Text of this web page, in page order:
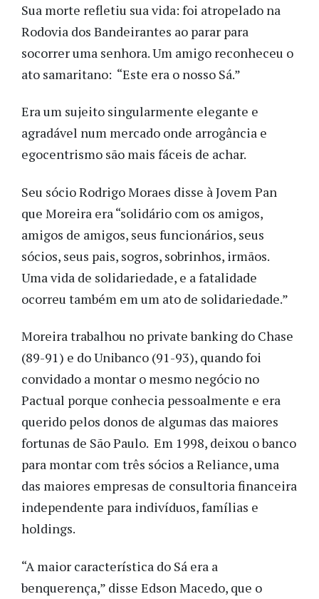
Sua morte refletiu sua vida: foi atropelado na
Rodovia dos Bandeirantes ao parar para
socorrer uma senhora. Um amigo reconheceu o
ato samaritano: “Este era o nosso Sá.”
Era um sujeito singularmente elegante e
agradável num mercado onde arrogância e
egocentrismo são mais fáceis de achar.
Seu sócio Rodrigo Moraes disse à Jovem Pan
que Moreira era “solidário com os amigos,
amigos de amigos, seus funcionários, seus
sócios, seus pais, sogros, sobrinhos, irmãos.
Uma vida de solidariedade, e a fatalidade
ocorreu também em um ato de solidariedade.”
Moreira trabalhou no private banking do Chase
(89-91) e do Unibanco (91-93), quando foi
convidado a montar o mesmo negócio no
Pactual porque conhecia pessoalmente e era
querido pelos donos de algumas das maiores
fortunas de São Paulo. Em 1998, deixou o banco
para montar com três sócios a Reliance, uma
das maiores empresas de consultoria financeira
independente para indivíduos, famílias e
holdings.
“A maior característica do Sá era a
benquerença,” disse Edson Macedo, que o